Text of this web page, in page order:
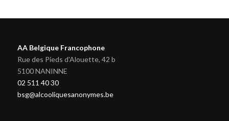
AA Belgique Francophone
Rue des Pieds d'Alouette, 42 b
5100 NANINNE
02 511 40 30
bsg@alcooliquesanonymes.be